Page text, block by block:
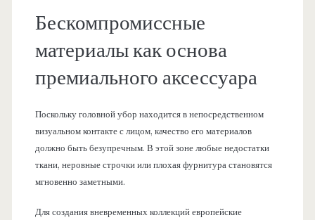
Бескомпромиссные
материалы как основа
премиального аксессуара
Поскольку головной убор находится в непосредственном
визуальном контакте с лицом, качество его материалов
должно быть безупречным. В этой зоне любые недостатки
ткани, неровные строчки или плохая фурнитура становятся
мгновенно заметными.
Для создания вневременных коллекций европейские